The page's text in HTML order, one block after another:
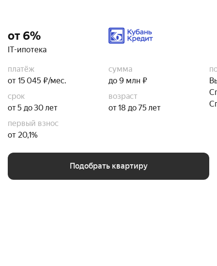
от 6%
IT-ипотека
платёж
от 15 045 ₽/мес.
сумма
до 9 млн ₽
срок
от 5 до 30 лет
возраст
от 18 до 75 лет
первый взнос
от 20,1%
Подобрать квартиру